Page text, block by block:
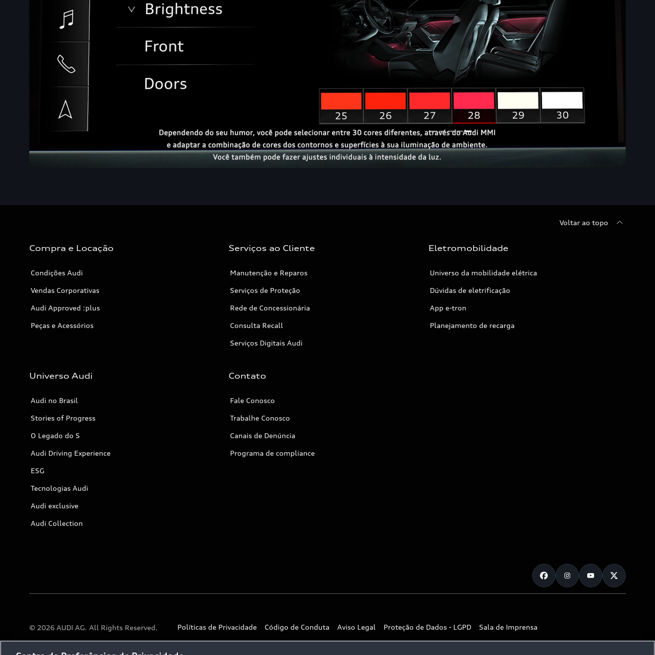
Voltar ao topo
Compra e Locação
Condições Audi
Vendas Corporativas
Audi Approved :plus
Peças e Acessórios
Serviços ao Cliente
Manutenção e Reparos
Serviços de Proteção
Rede de Concessionária
Consulta Recall
Serviços Digitais Audi
Eletromobilidade
Universo da mobilidade elétrica
Dúvidas de eletrificação
App e-tron
Planejamento de recarga
Universo Audi
Audi no Brasil
Stories of Progress
O Legado do S
Audi Driving Experience
ESG
Tecnologias Audi
Audi exclusive
Audi Collection
Contato
Fale Conosco
Trabalhe Conosco
Canais de Denúncia
Programa de compliance
© 2026 AUDI AG. All Rights Reserved. Políticas de Privacidade Código de Conduta Aviso Legal Proteção de Dados - LGPD Sala de Imprensa